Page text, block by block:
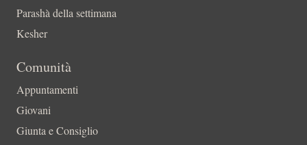
Parashà della settimana
Kesher
Comunità
Appuntamenti
Giovani
Giunta e Consiglio